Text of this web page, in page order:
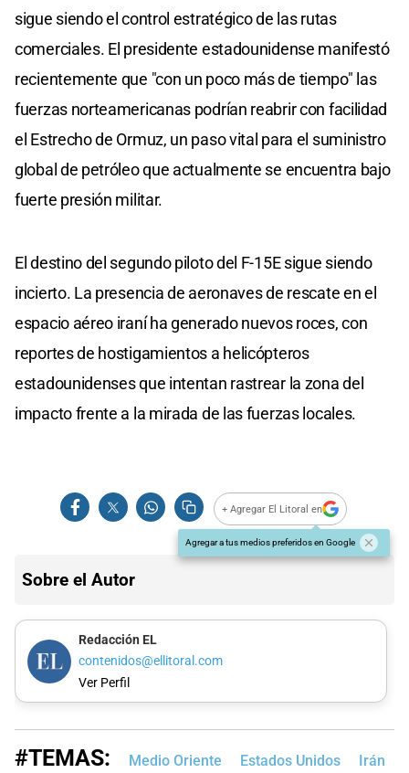
sigue siendo el control estratégico de las rutas
comerciales. El presidente estadounidense manifestó
recientemente que "con un poco más de tiempo" las
fuerzas norteamericanas podrían reabrir con facilidad
el Estrecho de Ormuz, un paso vital para el suministro
global de petróleo que actualmente se encuentra bajo
fuerte presión militar.
El destino del segundo piloto del F-15E sigue siendo
incierto. La presencia de aeronaves de rescate en el
espacio aéreo iraní ha generado nuevos roces, con
reportes de hostigamientos a helicópteros
estadounidenses que intentan rastrear la zona del
impacto frente a la mirada de las fuerzas locales.
+ Agregar El Litoral en
Agregar a tus medios preferidos en Google
Sobre el Autor
Redacción EL
contenidos@ellitoral.com
Ver Perfil
#TEMAS: Medio Oriente Estados Unidos Irán